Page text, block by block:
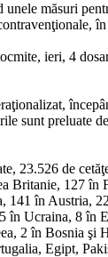
măsuri
ieri, 4
sunt preluate
23.526 de
Britanie, 127 în
în Austria,
Ucraina, 8
2 în Bosnia
Egipt,